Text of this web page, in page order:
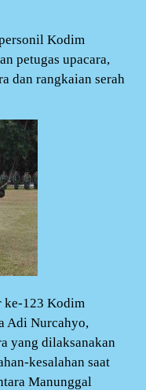
Kodim
petugas upacara,
dan rangkaian serah
ke-123 Kodim
Adi Nurcahyo,
yang dilaksanakan
kesalahan saat
Manunggal